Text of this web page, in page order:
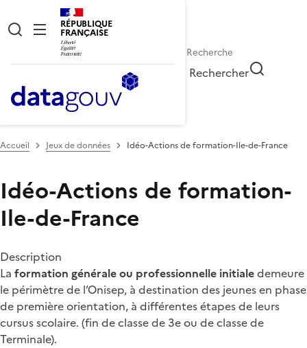
RÉPUBLIQUE
FRANÇAISE
Rechercher
Accueil Jeux de données Idéo-Actions de formation-Ile-de-France
Idéo-Actions de formation-
Ile-de-France
Description
La formation générale ou professionnelle initialedemeure
le périmètre de l’Onisep, à destination des jeunes en phase
de première orientation, à différentes étapes de leurs
cursus scolaire. (fin de classe de 3e ou de classe de
Terminale).